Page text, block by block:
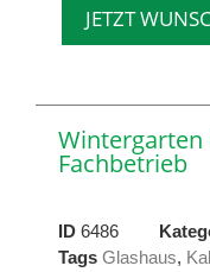
JETZT
Wintergarten
Fachbetrieb
ID 6486
Tags Glashaus,